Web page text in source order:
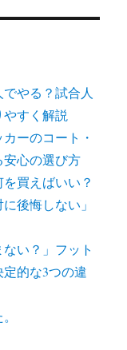
でやる？試合人
すく解説
ーのコート・
心の選び方
買えばいい？
後悔しない」
い？」フット
的な3つの違